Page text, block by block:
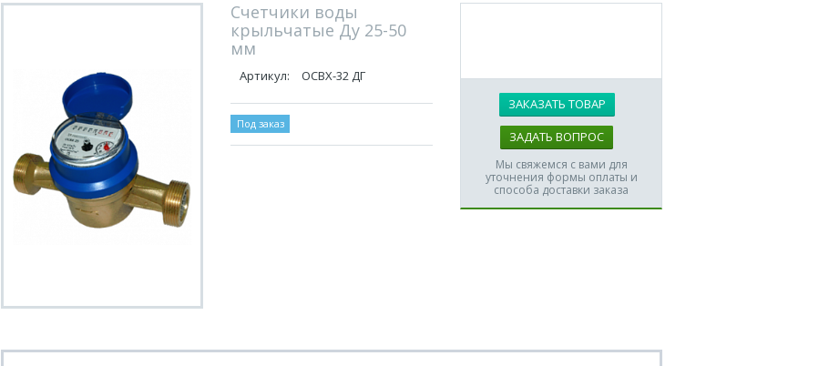
Счетчики воды
крыльчатые Ду 25-50
мм
Артикул: ОСВХ-32 ДГ
Под заказ
ЗАКАЗАТЬ ТОВАР
ЗАДАТЬ ВОПРОС
Мы свяжемся с вами для
уточнения формы оплаты и
способа доставки заказа